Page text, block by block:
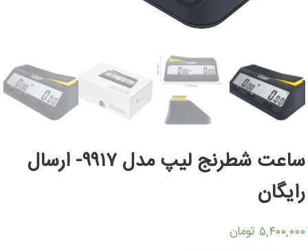
ساعت شطرنج لیپ مدل ۹۹۱۷- ارسال
رایگان
۵,۴۰۰,۰۰۰ تومان